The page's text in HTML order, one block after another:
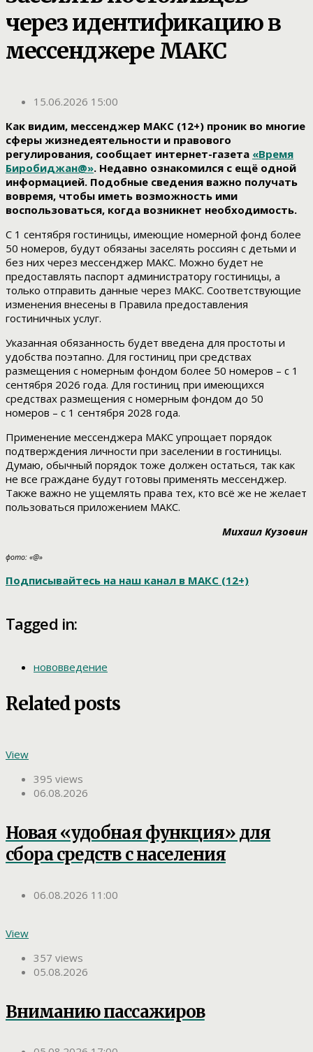
через идентификацию в
мессенджере МАКС
15.06.2026 15:00
Как видим, мессенджер МАКС (12+) проник во многие
сферы жизнедеятельности и правового
регулирования, сообщает интернет-газета «Время
Биробиджан@». Недавно ознакомился с ещё одной
информацией. Подобные сведения важно получать
вовремя, чтобы иметь возможность ими
воспользоваться, когда возникнет необходимость.
С 1 сентября гостиницы, имеющие номерной фонд более
50 номеров, будут обязаны заселять россиян с детьми и
без них через мессенджер MAКС. Можно будет не
предоставлять паспорт администратору гостиницы, а
только отправить данные через МАКС. Соответствующие
изменения внесены в Правила предоставления
гостиничных услуг.
Указанная обязанность будет введена для простоты и
удобства поэтапно. Для гостиниц при средствах
размещения с номерным фондом более 50 номеров – с 1
сентября 2026 года. Для гостиниц при имеющихся
средствах размещения с номерным фондом до 50
номеров – с 1 сентября 2028 года.
Применение мессенджера МАКС упрощает порядок
подтверждения личности при заселении в гостиницы.
Думаю, обычный порядок тоже должен остаться, так как
не все граждане будут готовы применять мессенджер.
Также важно не ущемлять права тех, кто всё же не желает
пользоваться приложением МАКС.
Михаил Кузовин
фото: «@»
Подписывайтесь на наш канал в МАКС (12+)
Tagged in:
нововведение
Related posts
View
395 views
06.08.2026
Новая «удобная функция» для
сбора средств с населения
06.08.2026 11:00
View
357 views
05.08.2026
Вниманию пассажиров